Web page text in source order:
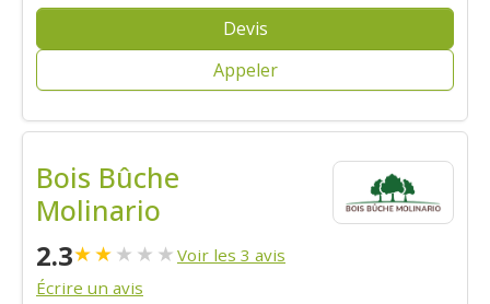
Devis
Appeler
Bois Bûche
Molinario
2.3★★★ ★ ★ Voir les 3 avis
Écrire un avis